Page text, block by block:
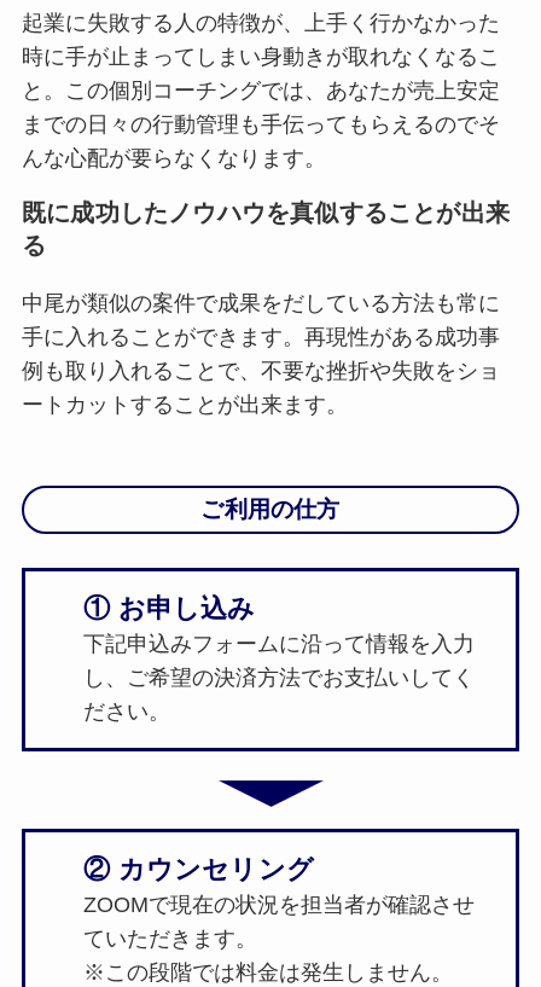
起業に失敗する人の特徴が、上手く行かなかった
時に手が止まってしまい身動きが取れなくなるこ
と。この個別コーチングでは、あなたが売上安定
までの日々の行動管理も手伝ってもらえるのでそ
んな心配が要らなくなります。
既に成功したノウハウを真似することが出来
る
中尾が類似の案件で成果をだしている方法も常に
手に入れることができます。再現性がある成功事
例も取り入れることで、不要な挫折や失敗をショ
ートカットすることが出来ます。
ご利用の仕方
① お申し込み
下記申込みフォームに沿って情報を入力
し、ご希望の決済方法でお支払いしてく
ださい。
② カウンセリング
ZOOMで現在の状況を担当者が確認させ
ていただきます。
※この段階では料金は発生しません。